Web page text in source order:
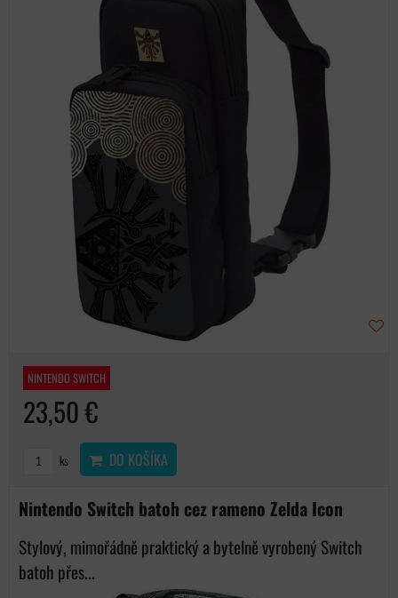
NINTENDO SWITCH
23,50 €
ks DO KOŠÍKA
Nintendo Switch batoh cez rameno Zelda Icon
Stylový, mimořádně praktický a bytelně vyrobený Switch
batoh přes...